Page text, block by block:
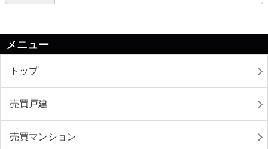
メニュー
トップ
売買戸建
売買マンション